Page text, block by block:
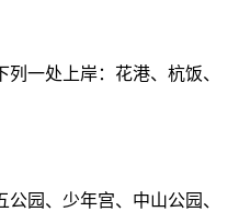
列一处上岸：花港、杭饭、
园、少年宫、中山公园、